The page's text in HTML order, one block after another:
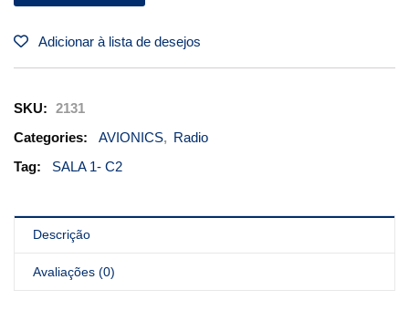
Adicionar à lista de desejos
SKU: 2131
Categories:
AVIONICS, Radio
Tag:
SALA 1- C2
Descrição
Avaliações (0)